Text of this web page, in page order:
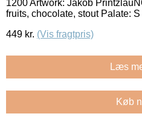
1200 Artwork: Jakob
fruits, chocolate, stout Palate: S
449 kr. (Vis fragtpris)
Læs
Køb